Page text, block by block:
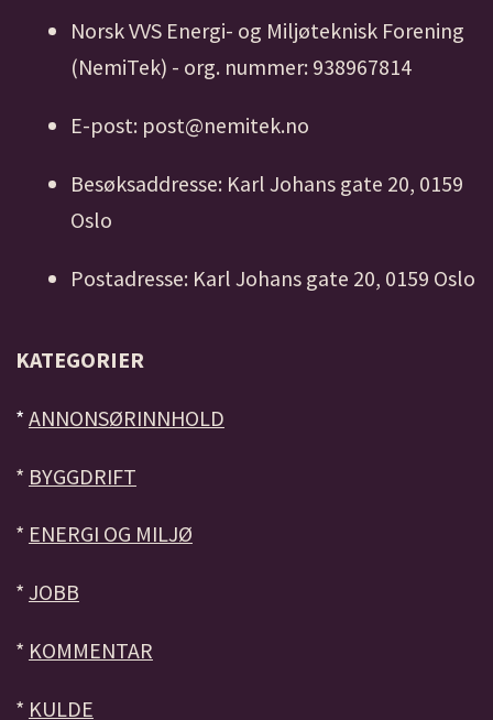
Norsk VVS Energi- og Miljøteknisk Forening
(NemiTek) - org. nummer: 938967814
E-post: post@nemitek.no
Besøksaddresse: Karl Johans gate 20, 0159
Oslo
Postadresse: Karl Johans gate 20, 0159 Oslo
KATEGORIER
* ANNONSØRINNHOLD
* BYGGDRIFT
* ENERGI OG MILJØ
* JOBB
* KOMMENTAR
* KULDE